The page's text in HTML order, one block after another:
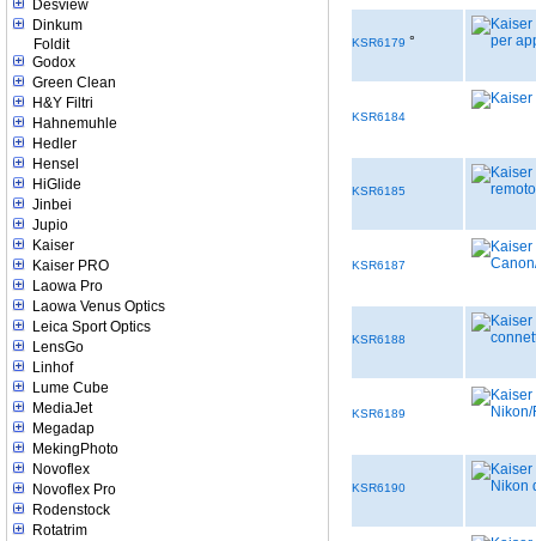
Desview
Dinkum
Foldit
Godox
Green Clean
H&Y Filtri
Hahnemuhle
Hedler
Hensel
HiGlide
Jinbei
Jupio
Kaiser
Kaiser PRO
Laowa Pro
Laowa Venus Optics
Leica Sport Optics
LensGo
Linhof
Lume Cube
MediaJet
Megadap
MekingPhoto
Novoflex
Novoflex Pro
Rodenstock
Rotatrim
KSR6179 °
KSR6184
KSR6185
KSR6187
KSR6188
KSR6189
KSR6190